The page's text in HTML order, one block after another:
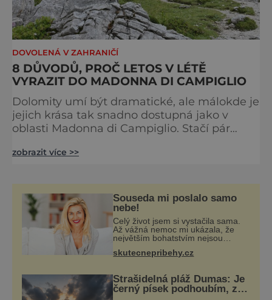
DOVOLENÁ V ZAHRANIČÍ
8 DŮVODŮ, PROČ LETOS V LÉTĚ
VYRAZIT DO MADONNA DI CAMPIGLIO
Dolomity umí být dramatické, ale málokde je
jejich krása tak snadno dostupná jako v
oblasti Madonna di Campiglio. Stačí pár
věžemi, horskými jezery a nekonečnými
dovolenou právě sem. Madonna di
Campiglio uhrane každé ráno, kdy první
paprsky kreslí na vrcholcích Brenty
zobrazit více >>
Souseda mi poslalo samo
nebe!
Celý život jsem si vystačila sama.
Až vážná nemoc mi ukázala, že
největším bohatstvím nejsou
který je ochotný podat pomocnou
skutecnepribehy.cz
Strašidelná pláž Dumas: Je
černý písek podhoubím, ze